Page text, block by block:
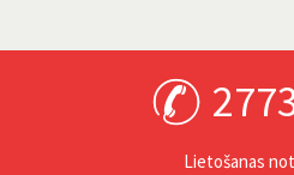
Lietošanas